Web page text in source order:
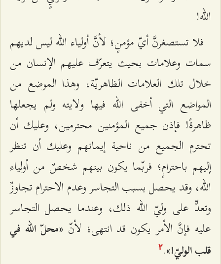
الله!
فلا تستصغرنَّ أيّ مؤمنٍ؛ لأنَّ أولياء الله ليس لديهم
سمات وعلامات بحيث يتعرّف عليهم الإنسان من
خلال تلك العلامات الظاهريّة، وهذا الموضع من
المواضع التي أخفى الله فيها ولايته ولم يجعلها
ظاهرةً! فإذن جميع المؤمنين محترمين، وعليك أن
تحترم الجميع من ناحية إيمانهم وعليك أن تنظر
إليهم باحترامٍ؛ فربّما يكون بينهم شخصٌ من أولياء
الله، وقد يحصل بسبب التجاسر وعدم الاحترام تجاوزٌ
وتعدٍّ على وليّ الله ذلك، وعندما يحصل التجاسر
عليه فإنَّ الأمر يكون قد انتهى؛ لأنّ «محلّ الله في
قلب الوليّ!».٢